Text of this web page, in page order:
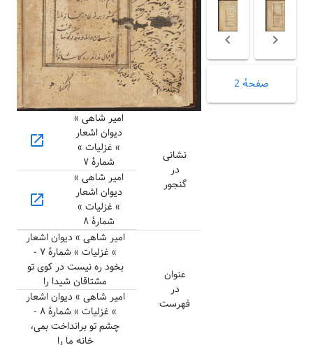
صفحهٔ 2
نشانی
در
گنجور
امیر شاهی »
دیوان اشعار
» غزلیات »
شمارهٔ ۷
open_in_new
امیر شاهی »
دیوان اشعار
» غزلیات »
شمارهٔ ۸
open_in_new
عنوان
در
فهرست
امیر شاهی » دیوان اشعار
» غزلیات » شمارهٔ ۷ -
بخود ره نیست در کوی تو
مشتاقان شیدا را
امیر شاهی » دیوان اشعار
» غزلیات » شمارهٔ ۸ -
چشم تو برانداخت بمی،
خانه ما را